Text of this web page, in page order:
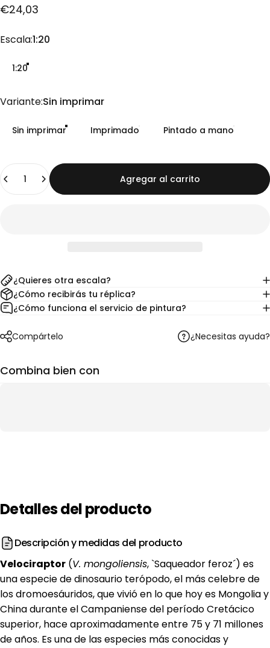
€24,03
Escala
Escala:1:20
1:20
Variante
Variante:Sin imprimar
Sin imprimar Imprimado Pintado a mano
Cantidad
Agregar al carrito
¿Quieres otra escala?
¿Cómo recibirás tu réplica?
¿Cómo funciona el servicio de pintura?
Compártelo ¿Necesitas ayuda?
Combina bien con
Detallesdelproducto
Descripción y medidas del producto
Velociraptor (V. mongoliensis, `Saqueador feroz´) es
una especie de dinosaurio terópodo, el más celebre de
los dromoesáuridos, que vivió en lo que hoy es Mongolia y
China durante el Campaniense del período Cretácico
superior, hace aproximadamente entre 75 y 71 millones
de años. Es una de las especies más conocidas y